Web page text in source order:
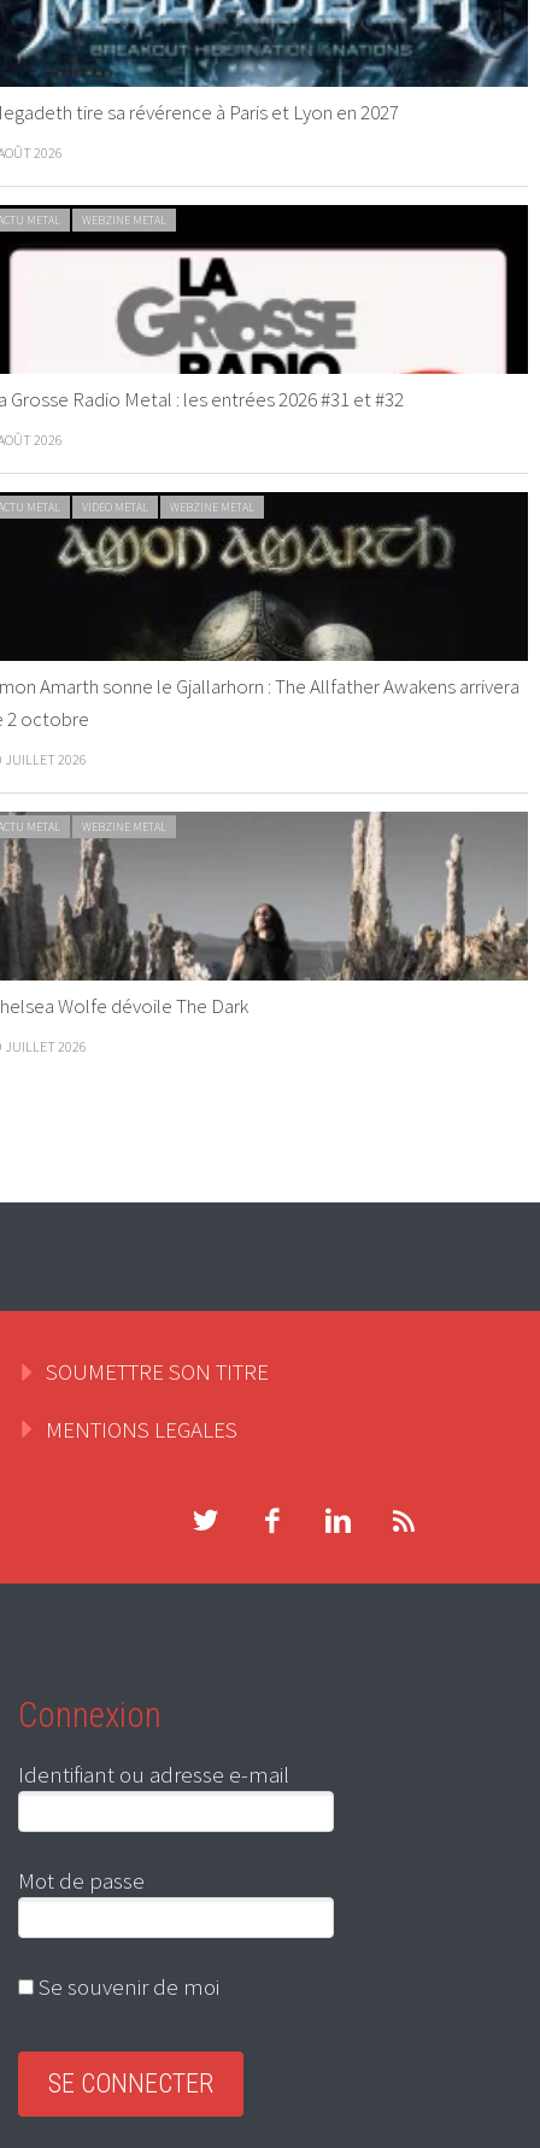
tire sa révérence à Paris et Lyon en 2027
2026
METAL WEBZINE METAL
Grosse Radio Metal : les entrées 2026 #31 et #32
2026
METAL VIDEO METAL WEBZINE METAL
Amarth sonne le Gjallarhorn : The Allfather Awakens arrivera
2 octobre
JUILLET 2026
METAL WEBZINE METAL
Wolfe dévoile The Dark
JUILLET 2026
SOUMETTRE SON TITRE
MENTIONS LEGALES
Connexion
Identifiant ou adresse e-mail
Mot de passe
Se souvenir de moi